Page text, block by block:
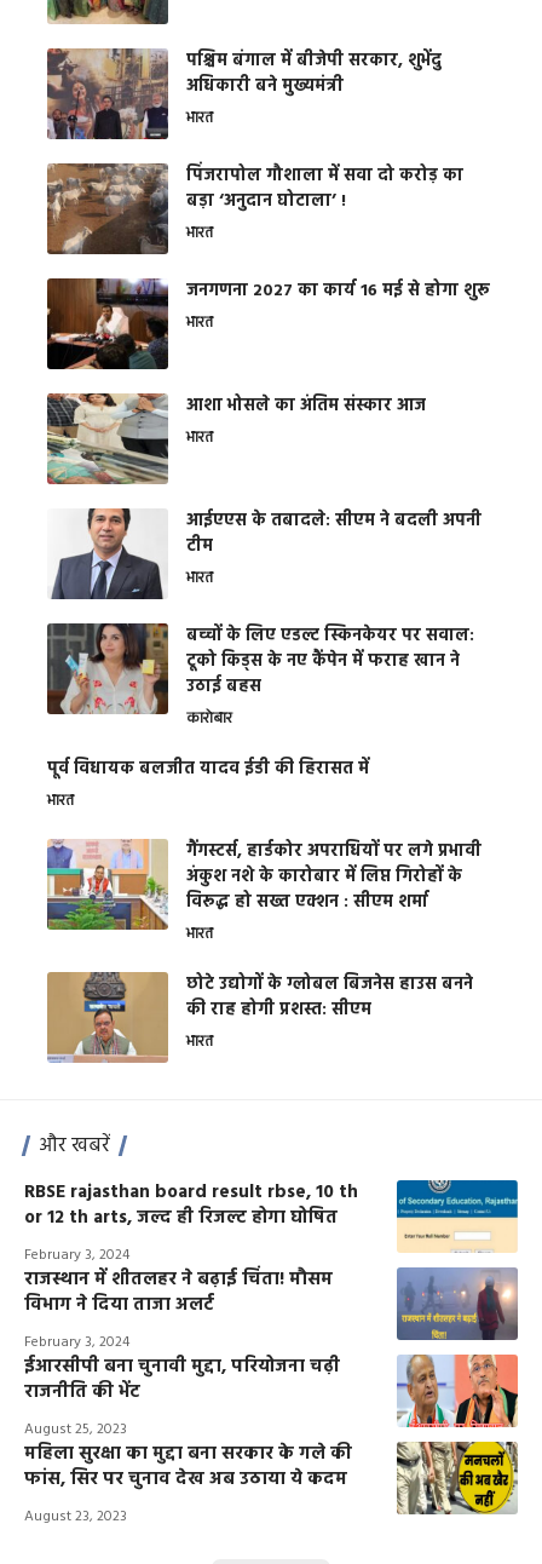
पश्चिम बंगाल में बीजेपी सरकार, शुभेंदु
अधिकारी बने मुख्यमंत्री
भारत
​पिंजरापोल गौशाला में सवा दो करोड़ का
बड़ा ‘अनुदान घोटाला’ !
भारत
जनगणना 2027 का कार्य 16 मई से होगा शुरू
भारत
आशा भोसले का अंतिम संस्कार आज
भारत
आईएएस के तबादले: सीएम ने बदली अपनी
टीम
भारत
बच्चों के लिए एडल्ट स्किनकेयर पर सवाल:
टूको किड्स के नए कैंपेन में फराह खान ने
उठाई बहस
कारोबार
पूर्व विधायक बलजीत यादव ईडी की हिरासत में
भारत
गैंगस्टर्स, हार्डकोर अपराधियों पर लगे प्रभावी
अंकुश नशे के कारोबार में लिप्त गिरोहों के
विरूद्ध हो सख्त एक्शन : सीएम शर्मा
भारत
छोटे उद्योगों के ग्लोबल बिजनेस हाउस बनने
की राह होगी प्रशस्त: सीएम
भारत
और खबरें
RBSE rajasthan board result rbse, 10 th
or 12 th arts, जल्द ही रिजल्ट होगा घोषित
February 3, 2024
राजस्थान में शीतलहर ने बढ़ाई चिंता! मौसम
विभाग ने दिया ताजा अलर्ट
February 3, 2024
ईआरसीपी बना चुनावी मुद्दा, परियोजना चढ़ी
राजनीति की भेंट
August 25, 2023
महिला सुरक्षा का मुद्दा बना सरकार के गले की
फांस, सिर पर चुनाव देख अब उठाया ये कदम
August 23, 2023